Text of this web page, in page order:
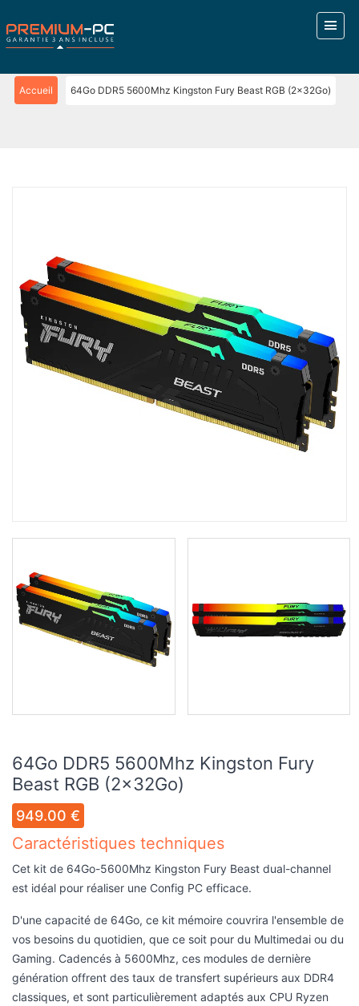
Accueil 64Go DDR5 5600Mhz Kingston Fury Beast RGB (2x32Go)
64Go DDR5 5600Mhz Kingston Fury
Beast RGB (2x32Go)
949.00 €
Caractéristiques techniques
Cet kit de 64Go-5600Mhz Kingston Fury Beast dual-channel
est idéal pour réaliser une Config PC efficace.
D'une capacité de 64Go, ce kit mémoire couvrira l'ensemble de
vos besoins du quotidien, que ce soit pour du Multimedai ou du
Gaming. Cadencés à 5600Mhz, ces modules de dernière
génération offrent des taux de transfert supérieurs aux DDR4
classiques, et sont particulièrement adaptés aux CPU Ryzen